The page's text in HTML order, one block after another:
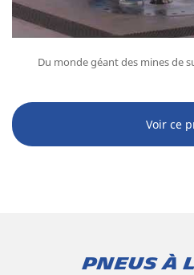
Du monde géant des mines de
Voir ce
Pneus à